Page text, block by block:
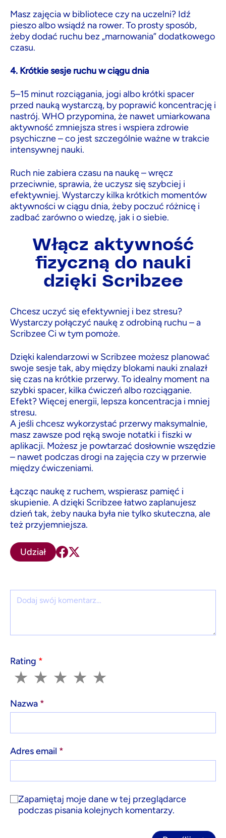
Masz zajęcia w bibliotece czy na uczelni? Idź
pieszo albo wsiądź na rower. To prosty sposób,
żeby dodać ruchu bez „marnowania” dodatkowego
czasu.
4. Krótkie sesje ruchu w ciągu dnia
5–15 minut rozciągania, jogi albo krótki spacer
przed nauką wystarczą, by poprawić koncentrację i
nastrój. WHO przypomina, że nawet umiarkowana
aktywność zmniejsza stres i wspiera zdrowie
psychiczne – co jest szczególnie ważne w trakcie
intensywnej nauki.
Ruch nie zabiera czasu na naukę – wręcz
przeciwnie, sprawia, że uczysz się szybciej i
efektywniej. Wystarczy kilka krótkich momentów
aktywności w ciągu dnia, żeby poczuć różnicę i
zadbać zarówno o wiedzę, jak i o siebie.
Włącz aktywność
fizyczną do nauki
dzięki Scribzee
Chcesz uczyć się efektywniej i bez stresu?
Wystarczy połączyć naukę z odrobiną ruchu – a
Scribzee Ci w tym pomoże.
Dzięki kalendarzowi w Scribzee możesz planować
swoje sesje tak, aby między blokami nauki znalazł
się czas na krótkie przerwy. To idealny moment na
szybki spacer, kilka ćwiczeń albo rozciąganie.
Efekt? Więcej energii, lepsza koncentracja i mniej
stresu.
A jeśli chcesz wykorzystać przerwy maksymalnie,
masz zawsze pod ręką swoje notatki i fiszki w
aplikacji. Możesz je powtarzać dosłownie wszędzie
– nawet podczas drogi na zajęcia czy w przerwie
między ćwiczeniami.
Łącząc naukę z ruchem, wspierasz pamięć i
skupienie. A dzięki Scribzee łatwo zaplanujesz
dzień tak, żeby nauka była nie tylko skuteczna, ale
też przyjemniejsza.
Udział
Komentarz
Rating *
1
★ 2
★ 3
★ 4
★ 5
★
Nazwa *
Adres email *
Zapamiętaj moje dane w tej przeglądarce
podczas pisania kolejnych komentarzy.